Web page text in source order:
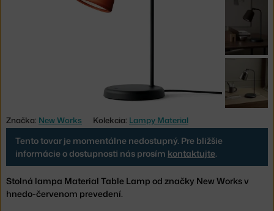
Značka: New Works Kolekcia: Lampy Material
Tento tovar je momentálne nedostupný. Pre bližšie
informácie o dostupnosti nás prosím kontaktujte.
Stolná lampa Material Table Lamp od značky New Works v
hnedo-červenom prevedení.